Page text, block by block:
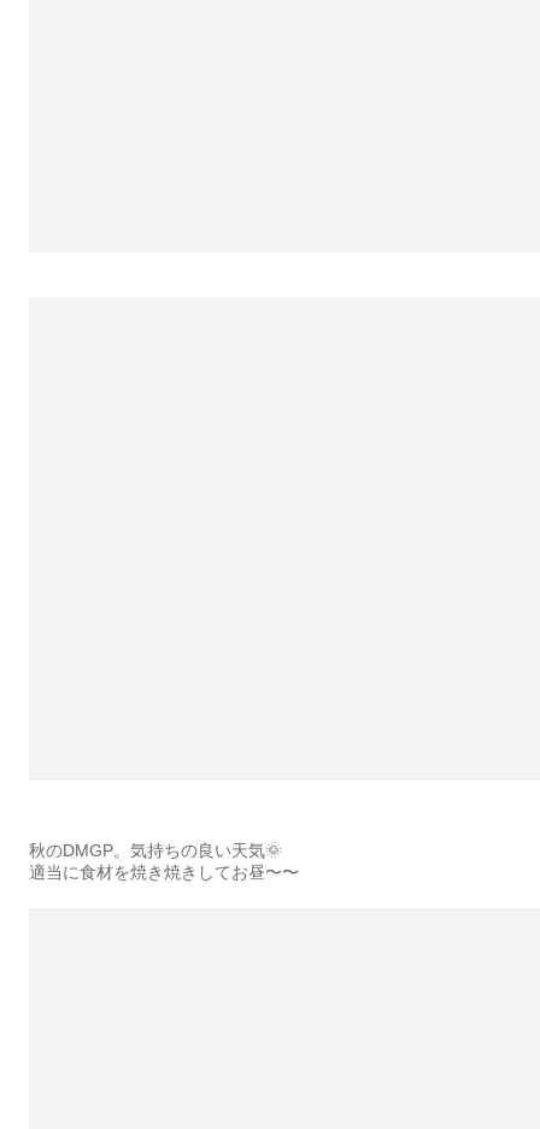
秋のDMGP。気持ちの良い天気🌞
適当に食材を焼き焼きしてお昼〜〜